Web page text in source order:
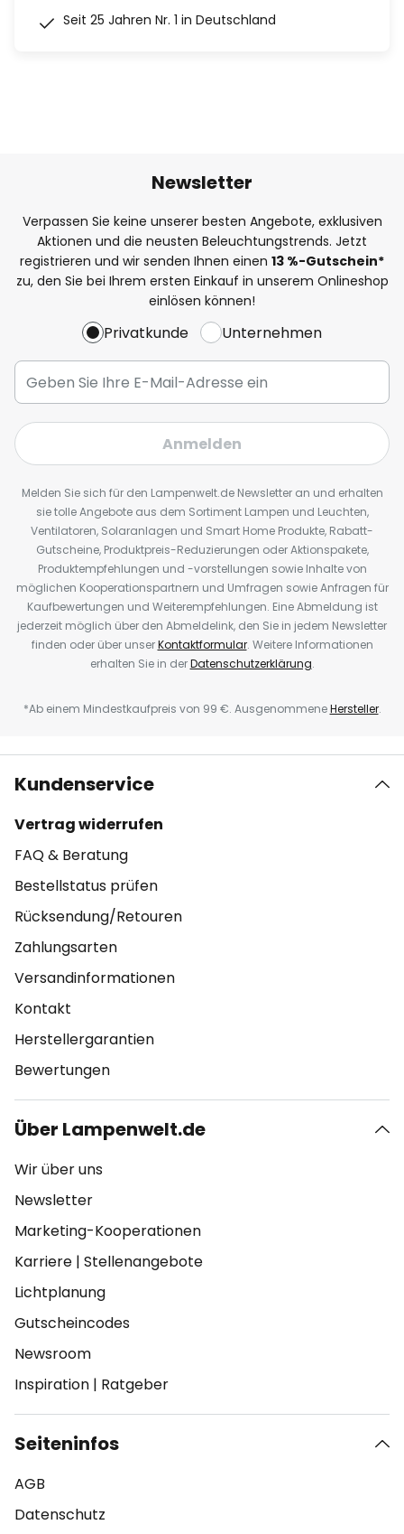
Seit 25 Jahren Nr. 1 in Deutschland
Newsletter
Verpassen Sie keine unserer besten Angebote, exklusiven
Aktionen und die neusten Beleuchtungstrends. Jetzt
registrieren und wir senden Ihnen einen 13 %-Gutschein*
zu, den Sie bei Ihrem ersten Einkauf in unserem Onlineshop
einlösen können!
Privatkunde Unternehmen
Anmelden
Melden Sie sich für den Lampenwelt.de Newsletter an und erhalten
sie tolle Angebote aus dem Sortiment Lampen und Leuchten,
Ventilatoren, Solaranlagen und Smart Home Produkte, Rabatt-
Gutscheine, Produktpreis-Reduzierungen oder Aktionspakete,
Produktempfehlungen und -vorstellungen sowie Inhalte von
möglichen Kooperationspartnern und Umfragen sowie Anfragen für
Kaufbewertungen und Weiterempfehlungen. Eine Abmeldung ist
jederzeit möglich über den Abmeldelink, den Sie in jedem Newsletter
finden oder über unserKontaktformular. Weitere Informationen
erhalten Sie in derDatenschutzerklärung.
*Ab einem Mindestkaufpreis von 99 €. AusgenommeneHersteller.
Kundenservice
Vertrag widerrufen
FAQ & Beratung
Bestellstatus prüfen
Rücksendung/Retouren
Zahlungsarten
Versandinformationen
Kontakt
Herstellergarantien
Bewertungen
Über Lampenwelt.de
Wir über uns
Newsletter
Marketing-Kooperationen
Karriere | Stellenangebote
Lichtplanung
Gutscheincodes
Newsroom
Inspiration | Ratgeber
Seiteninfos
AGB
Datenschutz